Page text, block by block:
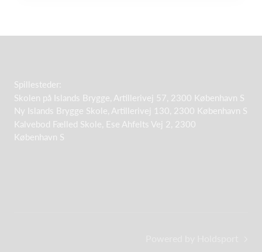
Spillesteder:
Skolen på Islands Brygge, Artillerivej 57, 2300 København S
Ny Islands Brygge Skole, Artillerivej 130, 2300 København S
Kalvebod Fælled Skole, Ese Ahfelts Vej 2, 2300
København S